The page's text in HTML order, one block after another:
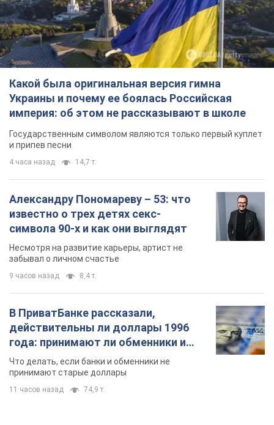
Какой была оригинальная версия гимна
Украины и почему ее боялась Российская
империя: об этом не рассказывают в школе
Государственным символом являются только первый куплет
и припев песни
4 часа назад 14,7 т.
Александру Пономареву – 53: что
известно о трех детях секс-
символа 90-х и как они выглядят
Несмотря на развитие карьеры, артист не
забывал о личном счастье
9 часов назад 8,4 т.
В ПриватБанке рассказали,
действительны ли доллары 1996
года: принимают ли обменники и
банки такие купюры
Что делать, если банки и обменники не
принимают старые доллары
11 часов назад 74,9 т.